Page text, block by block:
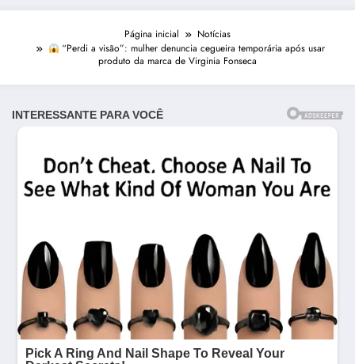
Página inicial
Notícias
“Perdi a visão”: mulher denuncia cegueira temporária após usar
produto da marca de Virginia Fonseca